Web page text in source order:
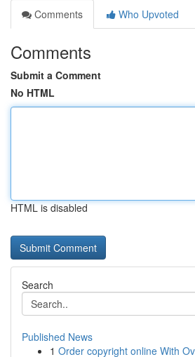
Comments
Who Upvoted
Comments
Submit a Comment
No HTML
HTML is disabled
Search
Published News
1 Order copyright online With